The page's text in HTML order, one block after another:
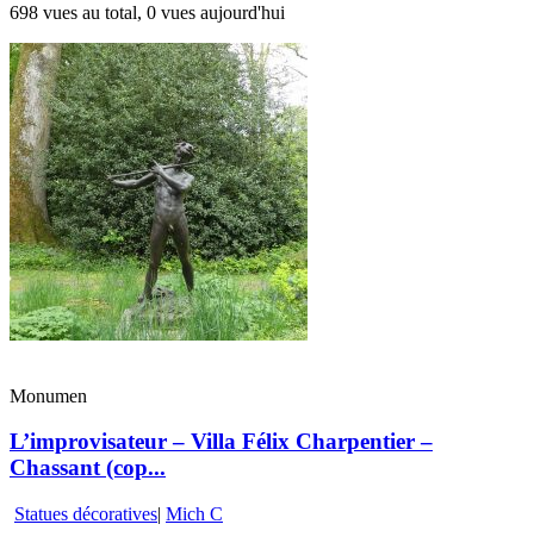
698 vues au total, 0 vues aujourd'hui
Monumen
L’improvisateur – Villa Félix Charpentier –
Chassant (cop...
Statues décoratives| Mich C